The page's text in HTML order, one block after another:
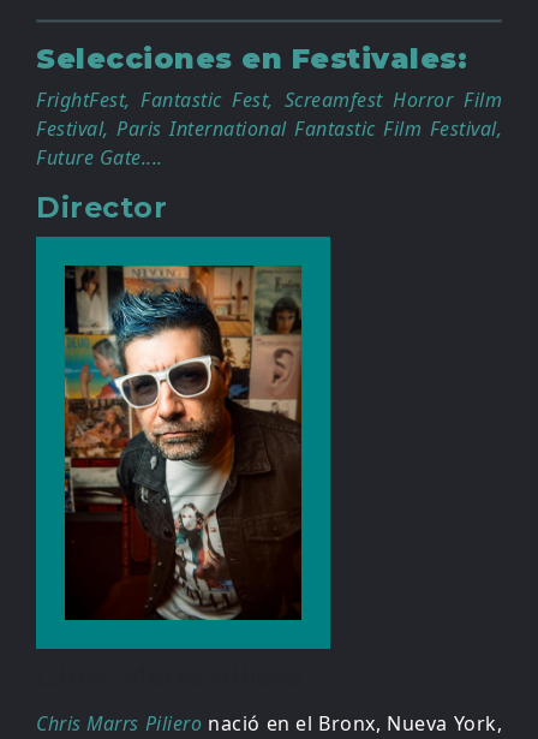
Selecciones en Festivales:
FrightFest, Fantastic Fest, Screamfest Horror Film
Festival, Paris International Fantastic Film Festival,
Future Gate....
Director
Chris Marrs Piliero nació en el Bronx, Nueva York,